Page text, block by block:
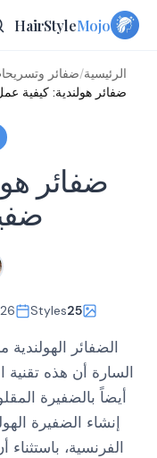
Skip
HairStyleMojo
الرئيسية/ضفائر
ضفائر هولندية: كيفية
ضفائر
25
Styles
الضفائر
السارة أن هذه
أيضاً بالضفيرة
إنشاء الضفيرة
الفرنسية،